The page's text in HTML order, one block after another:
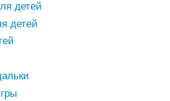
детей
детей